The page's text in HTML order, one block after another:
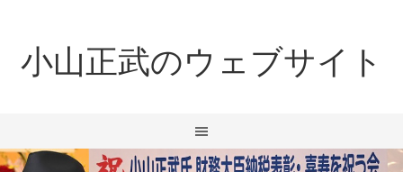
小山正武のウェブサイト